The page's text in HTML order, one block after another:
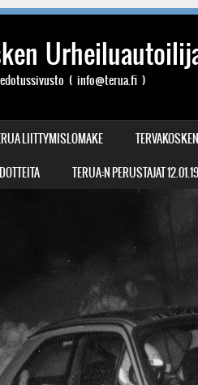
( info@terua.fi )
LIITTYMISLOMAKE
TERUA:N PERUSTAJAT